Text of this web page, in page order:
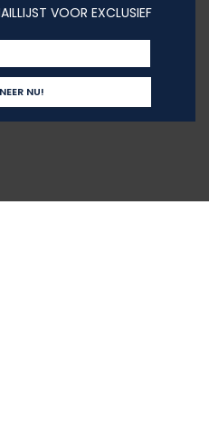
VOOR EXCLUSIEF